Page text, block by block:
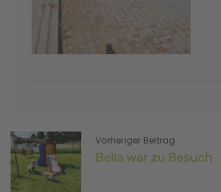
Vorheriger Beitrag
Bella war zu Besuch